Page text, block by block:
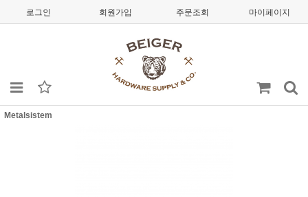
로그인 회원가입 주문조회 마이페이지
Metalsistem